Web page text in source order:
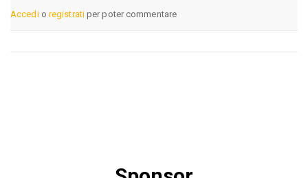
Accedio registratiper poter commentare